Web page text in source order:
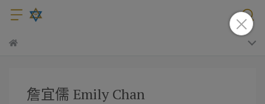
詹宜儒 Emily Chan